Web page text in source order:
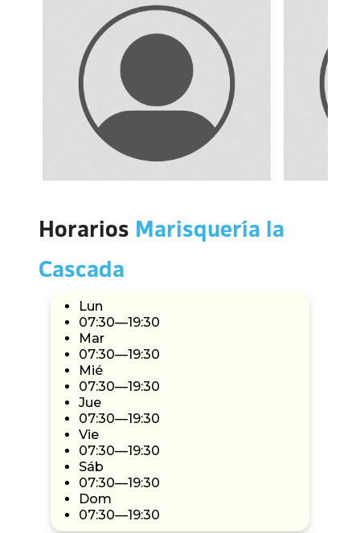
Horarios Marisquería la
Cascada
Lun
07:30—19:30
Mar
07:30—19:30
Mié
07:30—19:30
Jue
07:30—19:30
Vie
07:30—19:30
Sáb
07:30—19:30
Dom
07:30—19:30